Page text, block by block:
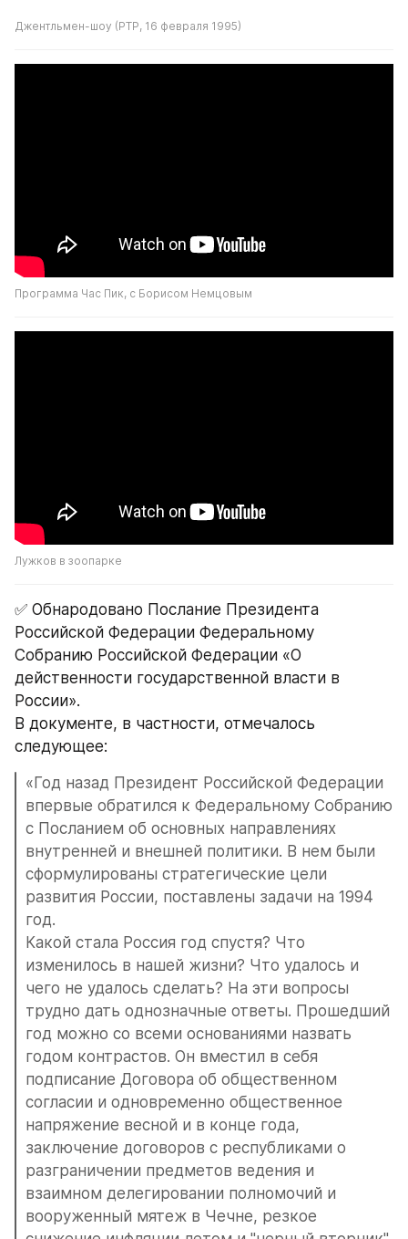
Джентльмен-шоу (РТР, 16 февраля 1995)
Программа Час Пик, с Борисом Немцовым
Лужков в зоопарке
✅ Обнародовано Послание Президента
Российской Федерации Федеральному
Собранию Российской Федерации «О
действенности государственной власти в
России».
В документе, в частности, отмечалось
следующее:
«Год назад Президент Российской Федерации
впервые обратился к Федеральному Собранию
с Посланием об основных направлениях
внутренней и внешней политики. В нем были
сформулированы стратегические цели
развития России, поставлены задачи на 1994
год.
Какой стала Россия год спустя? Что
изменилось в нашей жизни? Что удалось и
чего не удалось сделать? На эти вопросы
трудно дать однозначные ответы. Прошедший
год можно со всеми основаниями назвать
годом контрастов. Он вместил в себя
подписание Договора об общественном
согласии и одновременно общественное
напряжение весной и в конце года,
заключение договоров с республиками о
разграничении предметов ведения и
взаимном делегировании полномочий и
вооруженный мятеж в Чечне, резкое